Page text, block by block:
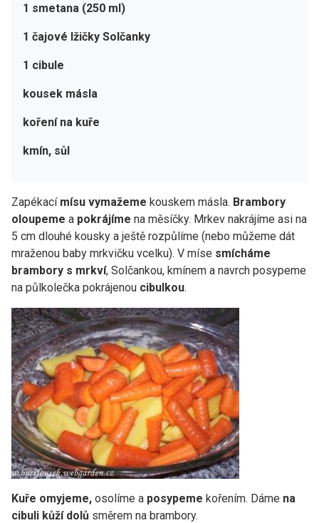
1 smetana (250 ml)
1 čajové lžičky Solčanky
1 cibule
kousek másla
koření na kuře
kmín, sůl
Zapékacímísu vymažeme kouskem másla. Brambory
oloupeme a pokrájíme na měsíčky. Mrkev nakrájíme asi na
5 cm dlouhé kousky a ještě rozpůlíme (nebo můžeme dát
mraženou baby mrkvičku vcelku). V míse smícháme
brambory s mrkví, Solčankou, kmínem a navrch posypeme
na půlkolečka pokrájenou cibulkou.
Kuře omyjeme, osolíme a posypeme kořením. Dáme na
cibuli kůží dolů směrem na brambory.